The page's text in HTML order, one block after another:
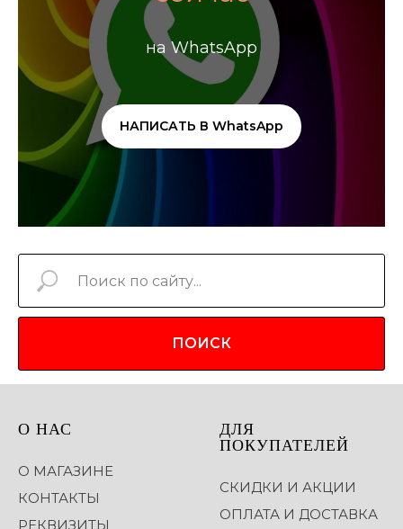
на WhatsApp
НАПИСАТЬ В WhatsApp
ПОИСК
О НАС
О МАГАЗИНЕ
КОНТАКТЫ
РЕКВИЗИТЫ
ДЛЯ
ПОКУПАТЕЛЕЙ
СКИДКИ И АКЦИИ
ОПЛАТА И ДОСТАВКА